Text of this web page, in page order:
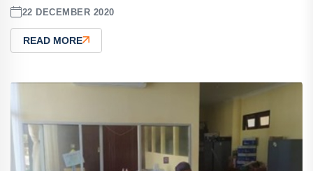
22 DECEMBER 2020
READ MORE